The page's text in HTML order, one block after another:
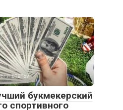
и статьи
букмекерский
спортивного